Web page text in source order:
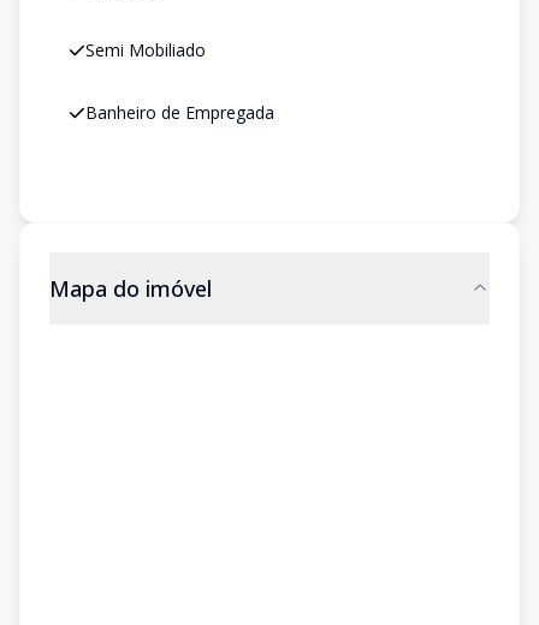
Semi Mobiliado
Banheiro de Empregada
Mapa do imóvel